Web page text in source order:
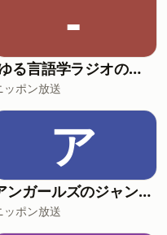
日記↓
【読み上げ推
-
-ゆる言語学ラジオのオールナイトニッポンPODCAST【月替り・5月担当】---
ッポン放送
ア
アンガールズのジャンピン[-オールナイトニッポンPODCAST-]
ッポン放送